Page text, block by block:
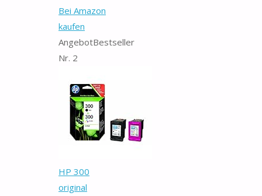
Bei Amazon
kaufen
AngebotBestseller
Nr. 2
HP 300
original